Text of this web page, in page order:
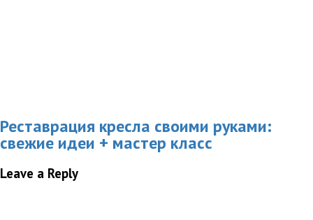
Реставрация кресла своими руками:
свежие идеи + мастер класс
Leave a Reply